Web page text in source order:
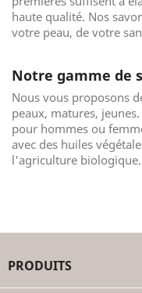
haute qualité. Nos
votre peau, de votre
Notre gamme de
Nous vous proposons
peaux, matures,
pour hommes ou
avec des huiles
l'agriculture biologique.
PRODUITS